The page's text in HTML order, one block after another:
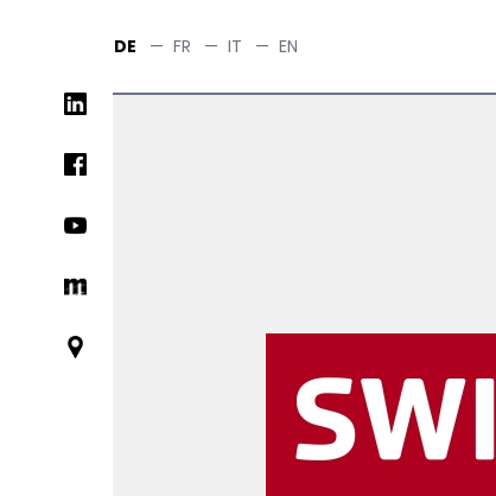
content
DE — FR — IT — EN
Social
links